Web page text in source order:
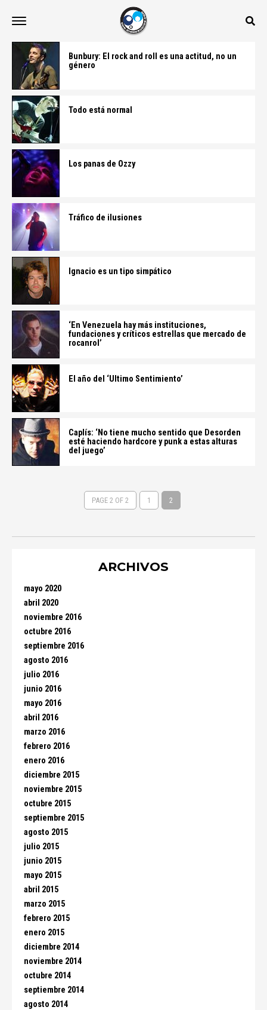
Bunbury: El rock and roll es una actitud, no un
género
Todo está normal
Los panas de Ozzy
Tráfico de ilusiones
Ignacio es un tipo simpático
‘En Venezuela hay más instituciones,
fundaciones y críticos estrellas que mercado de
rocanrol’
El año del ‘Ultimo Sentimiento’
Caplís: ‘No tiene mucho sentido que Desorden
esté haciendo hardcore y punk a estas alturas
del juego’
PAGE 2 OF 2 1 2
ARCHIVOS
mayo 2020
abril 2020
noviembre 2016
octubre 2016
septiembre 2016
agosto 2016
julio 2016
junio 2016
mayo 2016
abril 2016
marzo 2016
febrero 2016
enero 2016
diciembre 2015
noviembre 2015
octubre 2015
septiembre 2015
agosto 2015
julio 2015
junio 2015
mayo 2015
abril 2015
marzo 2015
febrero 2015
enero 2015
diciembre 2014
noviembre 2014
octubre 2014
septiembre 2014
agosto 2014